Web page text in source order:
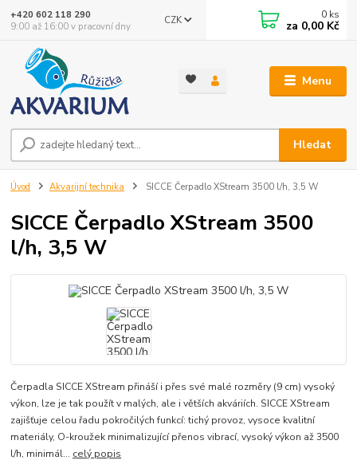
Menu
CZK
Hledat
+420 602 118 290
9:00 až 16:00 v pracovní dny
0 ks
za 0,00 Kč
Úvod Akvarijní technika SICCE Čerpadlo XStream 3500 l/h, 3,5 W
SICCE Čerpadlo XStream 3500
l/h, 3,5 W
Čerpadla SICCE XStream přináší i přes své malé rozměry (9 cm) vysoký
výkon, lze je tak použít v malých, ale i větších akváriích. SICCE XStream
zajišťuje celou řadu pokročilých funkcí: tichý provoz, vysoce kvalitní
materiály, O-kroužek minimalizující přenos vibrací, vysoký výkon až 3500
l/h, minimál... celý popis